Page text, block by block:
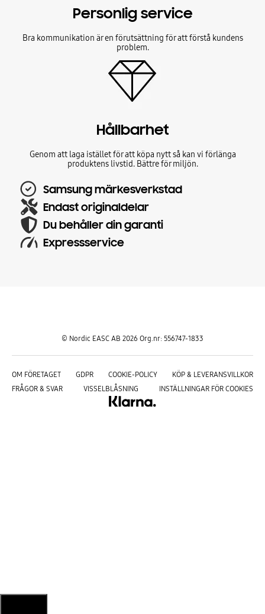
Personlig service
Bra kommunikation är en förutsättning för att förstå kundens
problem.
Hållbarhet
Genom att laga istället för att köpa nytt så kan vi förlänga
produktens livstid. Bättre för miljön.
Samsung märkesverkstad
Endast originaldelar
Du behåller din garanti
Expressservice
© Nordic EASC AB 2026 Org.nr: 556747-1833
OM FÖRETAGET GDPR COOKIE-POLICY
KÖP & LEVERANSVILLKOR
FRÅGOR & SVAR
VISSELBLÅSNING INSTÄLLNINGAR FÖR COOKIES